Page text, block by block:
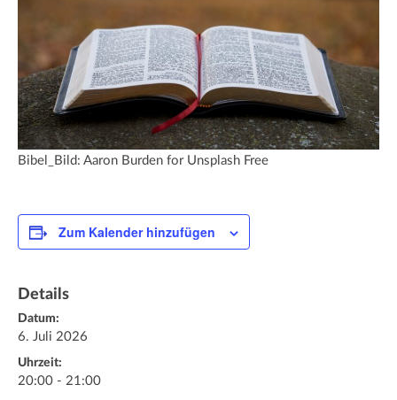
Bibel_Bild: Aaron Burden for Unsplash Free
Zum Kalender hinzufügen
Details
Datum:
6. Juli 2026
Uhrzeit:
20:00 - 21:00